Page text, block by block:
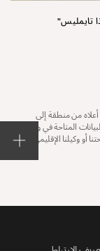
تايمليس"
من منطقة إلى
المتاحة في وقت
وكيلنا الإقليمي